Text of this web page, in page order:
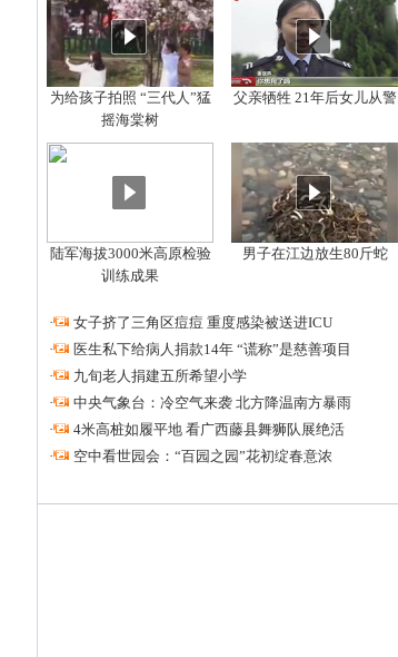
为给孩子拍照 “三代人”猛
摇海棠树
父亲牺牲 21年后女儿从警
陆军海拔3000米高原检验
训练成果
男子在江边放生80斤蛇
·
女子挤了三角区痘痘 重度感染被送进ICU
·
医生私下给病人捐款14年 “谎称”是慈善项目
·
九旬老人捐建五所希望小学
·
中央气象台：冷空气来袭 北方降温南方暴雨
·
4米高桩如履平地 看广西藤县舞狮队展绝活
·
空中看世园会：“百园之园”花初绽春意浓